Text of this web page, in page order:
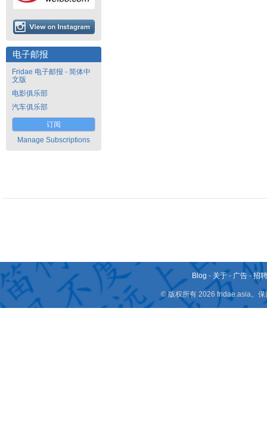
电子邮报
Fridae 电子邮报 - 简体中
文版
电影俱乐部
汽车俱乐部
订阅
Manage Subscriptions
Blog - 关于 - 广告 -招
© 版权所有 2026 fridae.asia。